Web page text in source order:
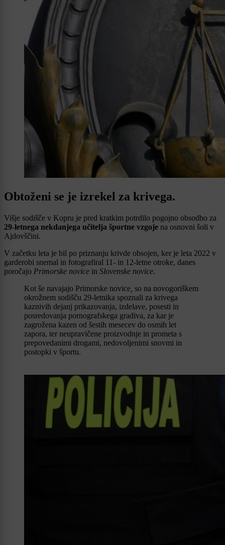
Obtoženi se je izrekel za krivega.
Višje sodišče v Kopru je pred kratkim potrdilo pogojno obsodbo za
29-letnega nekdanjega učitelja športne vzgoje na osnovni šoli v
Ajdovščini.
V začetku leta je bil po priznanju krivde obsojen, ker je leta 2022 v
garderobi snemal in fotografiral 11- in 12-letne otroke, danes
poročajo Primorske novice in Slovenske novice.
Kot še navajajo Primorske novice so na novogoriškem
okrožnem sodišču 29-letnika spoznali za krivega
kaznivih dejanj prikazovanja, izdelave, posesti in
posredovanja pornografskega gradiva, za kar je
zagrožena kazen od šestih mesecev do osmih let
zapora, ter neupravičene proizvodnje in prometa s
prepovedanimi drogami, nedovoljenimi snovmi in
postopki v športu.